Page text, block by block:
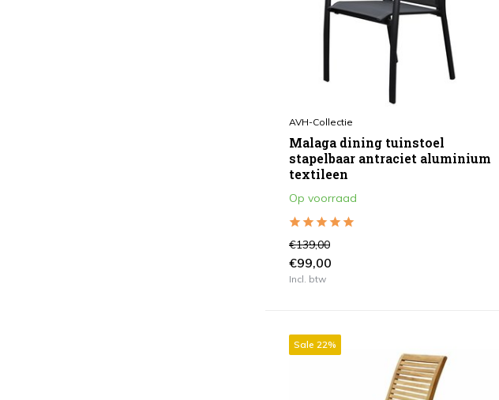
AVH-Collectie
Malaga dining tuinstoel
stapelbaar antraciet aluminium
textileen
Op voorraad
€139,00
€99,00
Incl. btw
Sale 22%